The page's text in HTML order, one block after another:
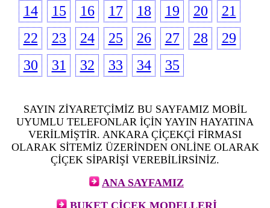
14
15 16 17 18 19 20
21
22
23 24 25 26 27 28
29
30
31 32 33 34 35
SAYIN ZİYARETÇİMİZ BU SAYFAMIZ MOBİL
UYUMLU TELEFONLAR İÇİN YAYIN HAYATINA
VERİLMİŞTİR. ANKARA ÇİÇEKÇİ FİRMASI
OLARAK SİTEMİZ ÜZERİNDEN ONLİNE OLARAK
ÇİÇEK SİPARİŞİ VEREBİLİRSİNİZ.
ANA SAYFAMIZ
BUKET ÇİÇEK MODELLERİ